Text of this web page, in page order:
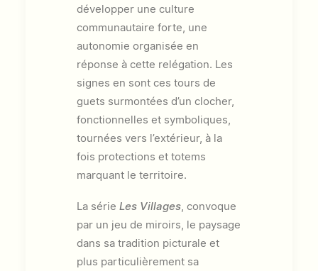
développer une culture
communautaire forte, une
autonomie organisée en
réponse à cette relégation. Les
signes en sont ces tours de
guets surmontées d’un clocher,
fonctionnelles et symboliques,
tournées vers l’extérieur, à la
fois protections et totems
marquant le territoire.
La série Les Villages, convoque
par un jeu de miroirs, le paysage
dans sa tradition picturale et
plus particulièrement sa